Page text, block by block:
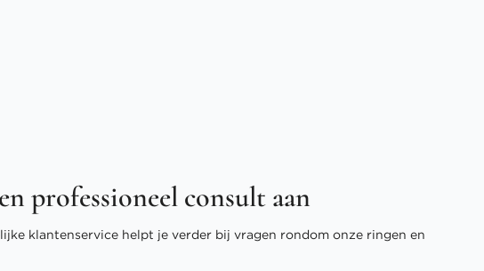
professioneel consult aan
klantenservice helpt je verder bij vragen rondom onze ringen en